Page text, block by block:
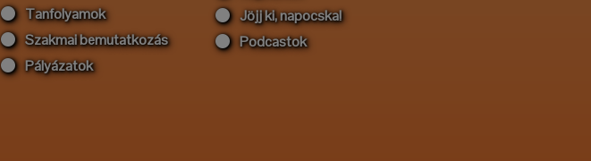
Tanfolyamok
Szakmai bemutatkozás
Pályázatok
Jöjj ki, napocska!
Podcastok